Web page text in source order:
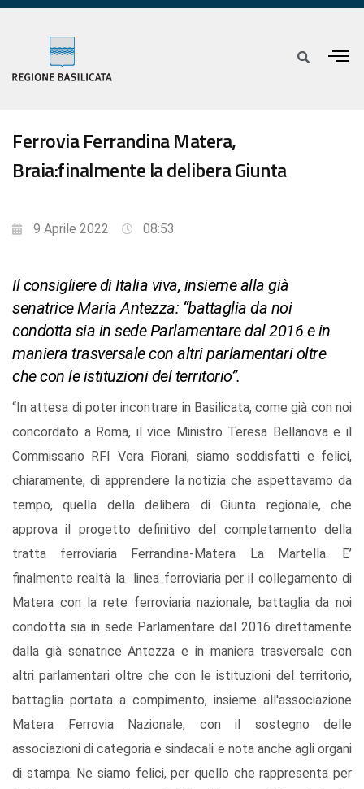
Ferrovia Ferrandina Matera,
Braia:finalmente la delibera Giunta
9 Aprile 2022 08:53
Il consigliere di Italia viva, insieme alla già
senatrice Maria Antezza: “battaglia da noi
condotta sia in sede Parlamentare dal 2016 e in
maniera trasversale con altri parlamentari oltre
che con le istituzioni del territorio”.
“In attesa di poter incontrare in Basilicata, come già con noi
concordato a Roma, il vice Ministro Teresa Bellanova e il
Commissario RFI Vera Fiorani, siamo soddisfatti e felici,
chiaramente, di apprendere la notizia che aspettavamo da
tempo, quella della delibera di Giunta regionale, che
approva il progetto definitivo del completamento della
tratta ferroviaria Ferrandina-Matera La Martella. E’
finalmente realtà la linea ferroviaria per il collegamento di
Matera con la rete ferroviaria nazionale, battaglia da noi
condotta sia in sede Parlamentare dal 2016 direttamente
dalla già senatrice Antezza e in maniera trasversale con
altri parlamentari oltre che con le istituzioni del territorio,
battaglia portata a compimento, insieme all'associazione
Matera Ferrovia Nazionale, con il sostegno delle
associazioni di categoria e sindacali e nota anche agli organi
di stampa. Ne siamo felici, per quello che rappresenta per